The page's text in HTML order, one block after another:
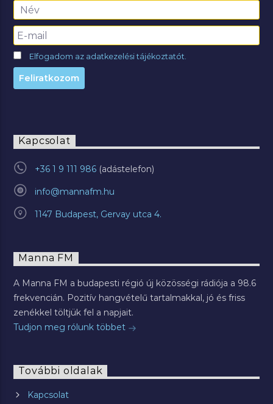
Elfogadom az adatkezelési tájékoztatót.
Kapcsolat
+36 1 9 111 986
info@mannafm.hu
1147 Budapest, Gervay utca 4.
Manna FM
A Manna FM a budapesti régió új közösségi rádiója a 98.6
frekvencián. Pozitív hangvételű tartalmakkal, jó és friss
zenékkel töltjük fel a napjait.
Tudjon meg rólunk többet
További oldalak
Kapcsolat